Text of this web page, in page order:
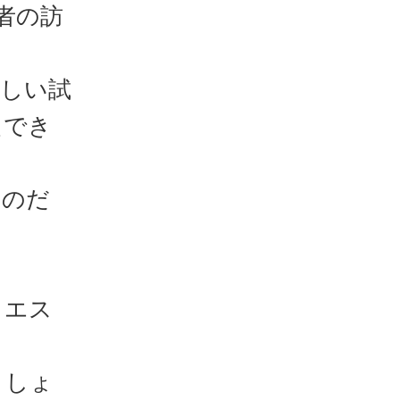
の訪
い試
き
だ
ス
ょ